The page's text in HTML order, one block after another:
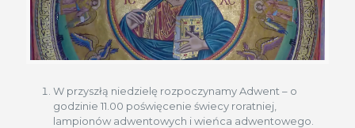
W przyszłą niedzielę rozpoczynamy Adwent – o
godzinie 11.00 poświęcenie świecy roratniej,
lampionów adwentowych i wieńca adwentowego.